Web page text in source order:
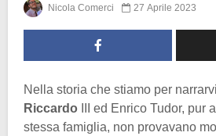
Nicola Comerci 27 Aprile 2023
Nella storia che stiamo per
Riccardo
III ed Enrico Tudor, pur
stessa famiglia, non provavano